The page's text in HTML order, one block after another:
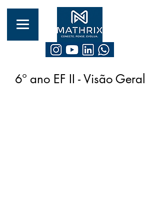
6º ano EF II - Visão Geral